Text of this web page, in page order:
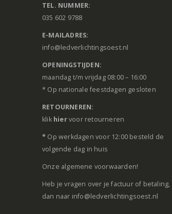
TEL. NUMMER:
035 602 9788
E-MAILADRES:
info@ledverlichtingsoest.nl
OPENINGSTIJDEN:
maandag t/m vrijdag 08:00 – 16:00
* Op nationale feestdagen gesloten
RETOURNEREN:
klik hiervoor retourneren
* Op werkdagen voor 12:00 besteld de
volgende dag in huis
Onze algemene voorwaarden!
Heb je vragen over je factuur of betaling,
dan naar info@ledverlichtingsoest.nl